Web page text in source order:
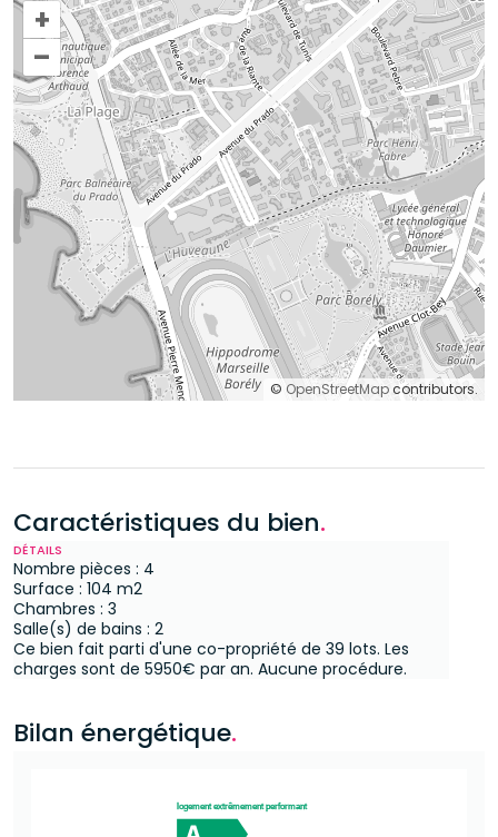
+
–
© OpenStreetMapcontributors.
Caractéristiques du bien.
DÉTAILS
Nombre pièces : 4
Surface : 104 m2
Chambres : 3
Salle(s) de bains : 2
Ce bien fait parti d'une co-propriété de 39 lots. Les
charges sont de 5950€ par an. Aucune procédure.
Bilan énergétique.
logement extrêmement performant